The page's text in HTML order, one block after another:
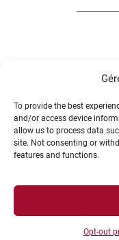
To provide the best
and/or access device
allow us to process data
site. Not consenting or
features and functions.
Opt-out
Plan